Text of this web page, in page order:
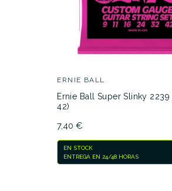
ERNIE BALL
Ernie Ball Super Slinky 2239
42)
7,40 €
EN STOCK
ENTREGA EN 24/48 HORAS